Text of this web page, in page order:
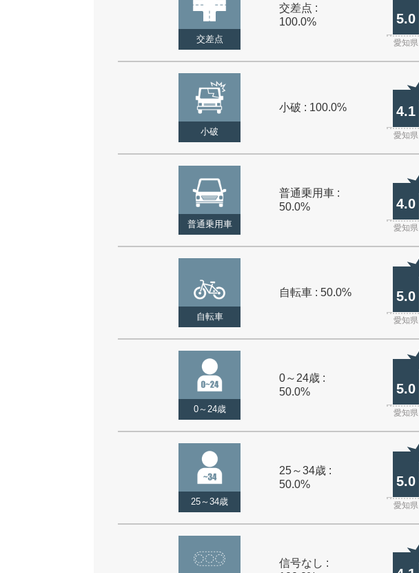
交差点
交差点 :
100.0%
5.0
愛知県
小破
小破 : 100.0% 4.1
愛知県
普通乗用車
普通乗用車 :
50.0%
4.0
愛知県
自転車
自転車 : 50.0% 5.0
愛知県
0～24歳
0～24歳 :
50.0%
5.0
愛知県
25～34歳
25～34歳 :
50.0%
5.0
愛知県
信号なし :